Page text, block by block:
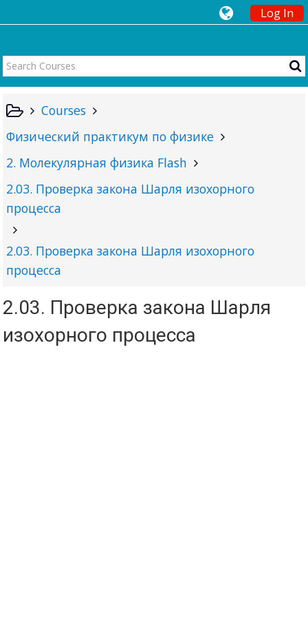
Log In
Courses
Физический практикум по физике
2. Молекулярная физика Flash
2.03. Проверка закона Шарля изохорного
процесса
2.03. Проверка закона Шарля изохорного
процесса
2.03. Проверка закона Шарля
изохорного процесса